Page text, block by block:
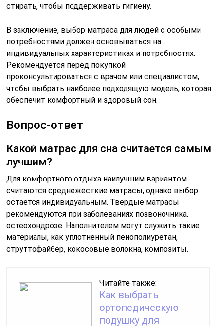
стирать, чтобы поддерживать гигиену.
В заключение, выбор матраса для людей с особыми
потребностями должен основываться на
индивидуальных характеристиках и потребностях.
Рекомендуется перед покупкой
проконсультироваться с врачом или специалистом,
чтобы выбрать наиболее подходящую модель, которая
обеспечит комфортный и здоровый сон.
Вопрос-ответ
Какой матрас для сна считается самым
лучшим?
Для комфортного отдыха наилучшим вариантом
считаются среднежесткие матрасы, однако выбор
остается индивидуальным. Твердые матрасы
рекомендуются при заболеваниях позвоночника,
остеохондрозе. Наполнителем могут служить такие
материалы, как уплотненный пенополиуретан,
струттофайбер, кокосовые волокна, композиты.
Читайте также:
Как выбрать
ортопедическую
подушку для